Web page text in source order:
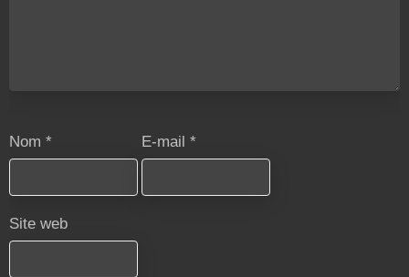
Nom * E-mail *
Site web